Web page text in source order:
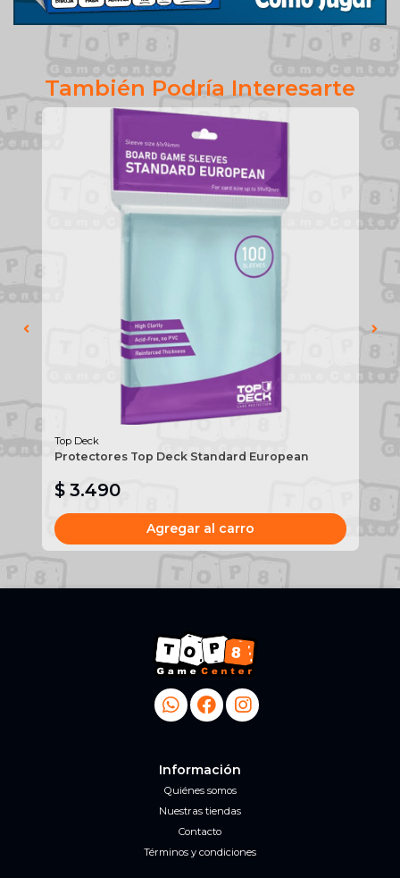
También Podría Interesarte
Top Deck
Protectores Top Deck Standard European
$ 3.490
Agregar al carro
$
Información
Quiénes somos
Nuestras tiendas
Contacto
Términos y condiciones